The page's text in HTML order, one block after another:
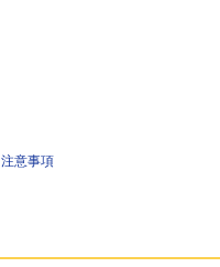
注意事項